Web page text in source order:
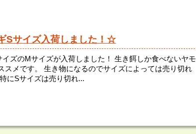
Sサイズ入荷しました！☆
ズのMサイズが入荷しました！ 生き餌しか食べないヤモ
スメです。 生き物になるのでサイズによっては売り切れ
にSサイズは売り切れ...